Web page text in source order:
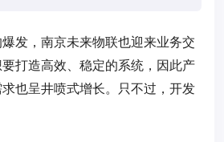
发，南京未来物联也迎来业务交
打造高效、稳定的系统，因此产
也呈井喷式增长。只不过，开发